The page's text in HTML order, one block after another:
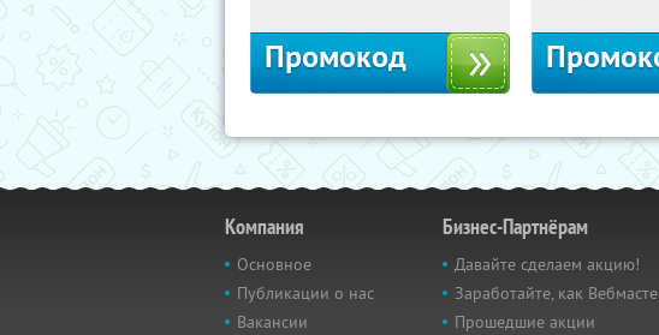
Промокод
Компания
Основное
Публикации о нас
Вакансии
Бизнес-Партнёрам
Давайте сделаем акцию!
Заработайте, как
Прошедшие акции